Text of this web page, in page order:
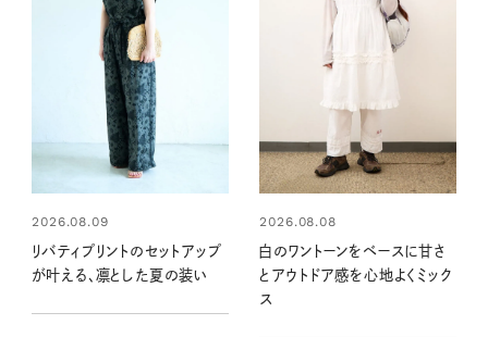
2026.08.09
リバティプリントのセットアップ
が叶える、凛とした夏の装い
2026.08.08
白のワントーンをベースに甘さ
とアウトドア感を心地よくミック
ス